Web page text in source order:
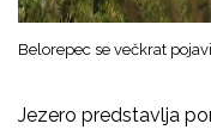
Belorepec se večkrat
Jezero predstavlja